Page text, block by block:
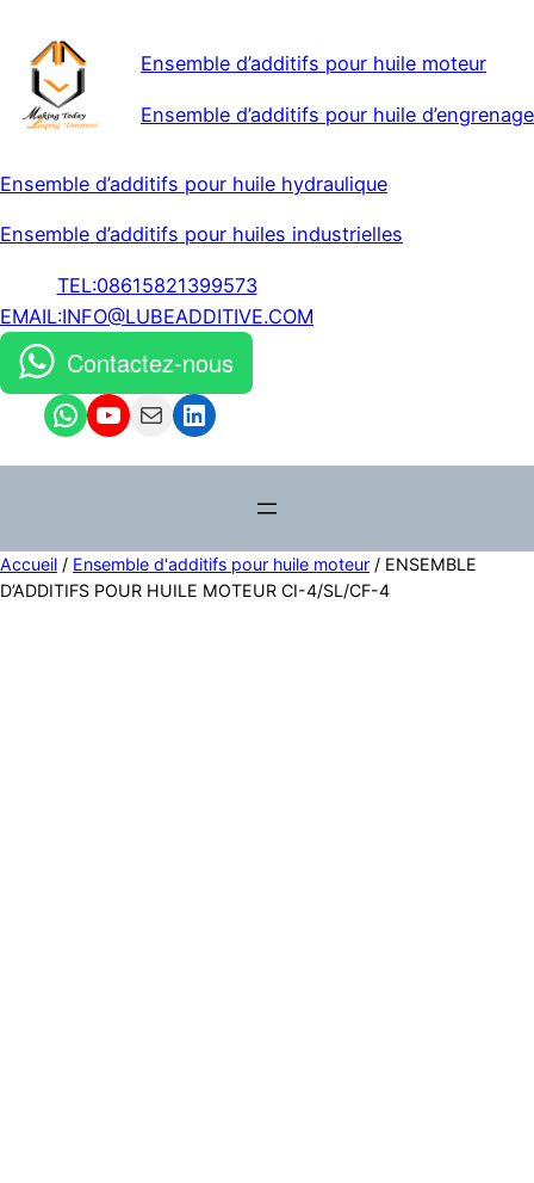
Ensemble d’additifs pour huile moteur
Ensemble d’additifs pour huile d’engrenage
Ensemble d’additifs pour huile hydraulique
Ensemble d’additifs pour huiles industrielles
TEL:08615821399573
EMAIL:INFO@LUBEADDITIVE.COM
Contactez-nous
WhatsApp
YouTube
MailLinkedIn
Accueil / Ensemble d'additifs pour huile moteur / ENSEMBLE
D’ADDITIFS POUR HUILE MOTEUR CI-4/SL/CF-4